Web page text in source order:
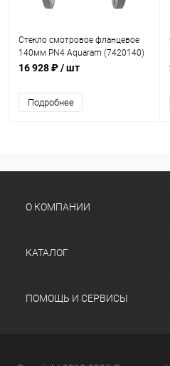
Стекло смотровое фланцевое
140мм PN4 Aquaram (7420140)
16 928 ₽/ шт
Подробнее
О КОМПАНИИ
КАТАЛОГ
ПОМОЩЬ И СЕРВИСЫ